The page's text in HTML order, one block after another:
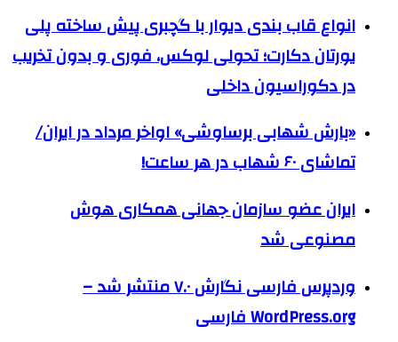
انواع قاب بندی دیوار با گچبری پیش ساخته پلی
یورتان دکارت؛ تحولی لوکس، فوری و بدون تخریب
در دکوراسیون داخلی
«بارش شهابی برساوشی» اواخر مرداد در ایران/
تماشای ۶۰ شهاب در هر ساعت!
ایران عضو سازمان جهانی همکاری هوش
مصنوعی شد
وردپرس فارسی نگارش ۷.۰ منتشر شد –
WordPress.org فارسی